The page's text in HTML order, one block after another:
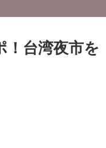
！台湾夜市を